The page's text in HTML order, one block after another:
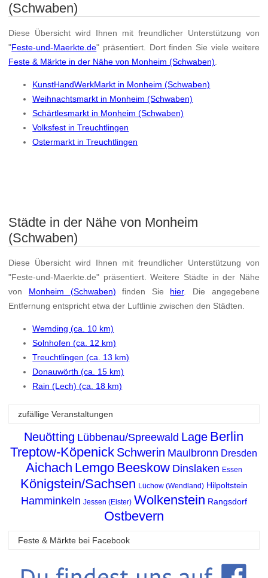
(Schwaben)
Diese Übersicht wird Ihnen mit freundlicher Unterstützung von
"Feste-und-Maerkte.de" präsentiert. Dort finden Sie viele weitere
Feste & Märkte in der Nähe von Monheim (Schwaben)
KunstHandWerkMarkt in Monheim (Schwaben)
Weihnachtsmarkt in Monheim (Schwaben)
Schärtlesmarkt in Monheim (Schwaben)
Volksfest in Treuchtlingen
Ostermarkt in Treuchtlingen
Städte in der Nähe von Monheim
(Schwaben)
Diese Übersicht wird Ihnen mit freundlicher Unterstützung von
"Feste-und-Maerkte.de" präsentiert. Weitere Städte in der Nähe
von Monheim (Schwaben) finden Sie hier. Die angegebene
Entfernung entspricht etwa der Luftlinie zwischen den Städten.
Wemding (ca. 10 km)
Solnhofen (ca. 12 km)
Treuchtlingen (ca. 13 km)
Donauwörth (ca. 15 km)
Rain (Lech) (ca. 18 km)
zufällige Veranstaltungen
Neuötting Lübbenau/Spreewald Lage Berlin
Treptow-Köpenick Schwerin Maulbronn Dresden
Aichach Lemgo Beeskow Dinslaken Essen
Königstein/Sachsen Lüchow (Wendland) Hilpoltstein
Hamminkeln Jessen (Elster) Wolkenstein Rangsdorf
Ostbevern
Feste & Märkte bei Facebook